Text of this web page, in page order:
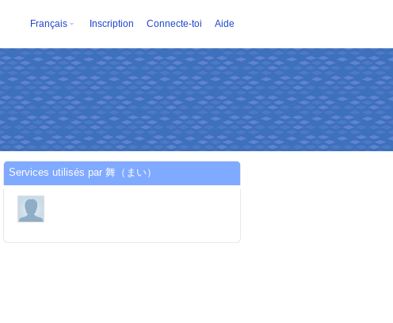
Français Inscription Connecte-toi Aide
Services utilisés par 舞（まい）